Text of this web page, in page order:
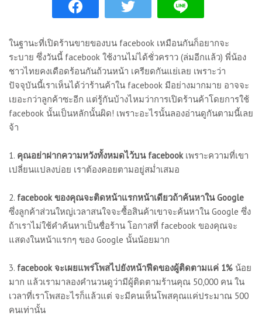
ในฐานะที่เปิดร้านขายของบน facebook เหมือนกันก็อยากจะ
ระบาย ซึ่งวันนี้ facebook ใช้งานไม่ได้ชั่วคราว (ล่มอีกแล้ว) พี่น้อง
ชาวไทยคงเดือดร้อนกันถ้วนหน้า เครียดกันแย่เลย เพราะว่า
ปัจจุบันนี้เราเห็นได้ว่าร้านค้าใน facebook มีอย่างมากมาย อาจจะ
เยอะกว่าลูกค้าซะอีก แต่รู้กันบ้างไหมว่าการเปิดร้านค้าโดยการใช้
facebook นั้นเป็นหลักนั้นผิด! เพราะอะไรนั้นลองอ่านดูกันตามนี้เลย
จ้า
1. คุณอย่าฝากความหวังทั้งหมดไว้บน facebookเพราะความที่เขา
เปลี่ยนแปลงบ่อย เราต้องคอยตามอยู่สม่ำเสมอ
2. facebook ของคุณจะติดหน้าแรกหน้าเดียวถ้าค้นหาใน Google
ซึ่งลูกค้าส่วนใหญ่เวลาสนใจจะซื้อสินค้าเขาจะค้นหาใน Google ซึ่ง
ถ้าเราไม่ใช้คำค้นหาเป็นชื่อร้าน โอกาสที่ facebook ของคุณจะ
แสดงในหน้าแรกๆ ของ Google นั้นน้อยมาก
3. facebook จะเผยแพร่โพสไปยังหน้าฟีดของผู้ติดตามแค่ 1% น้อย
มาก แล้วเรามาลองคำนวนดูว่ามีผู้ติดตามร้านคุณ 50,000 คน ใน
เวลาที่เราโพสอะไรก็แล้วแต่ จะมีคนเห็นโพสคุณแค่ประมาณ 500
คนเท่านั้น